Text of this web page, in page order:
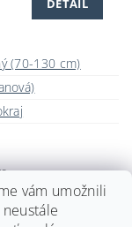
DETAIL
(70-130 cm)
vám umožnili